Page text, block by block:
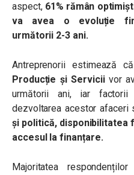
aspect, 61% rămân
va avea o evoluție
următorii 2-3 ani.
Antreprenorii estimează
Producție și Serviciivor
următorii ani, iar
dezvoltarea acestor afaceri
și politică, disponibilitatea
accesul la finanțare.
Majoritatea